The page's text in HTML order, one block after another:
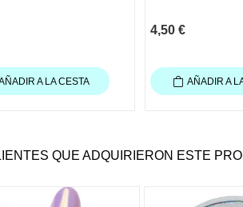
A LA CESTA
4,50 €
AÑADIR A
QUE ADQUIRIERON ESTE